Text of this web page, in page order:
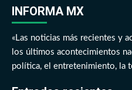
INFORMA MX
«Las noticias más recientes y
los últimos acontecimientos
política, el entretenimiento, la